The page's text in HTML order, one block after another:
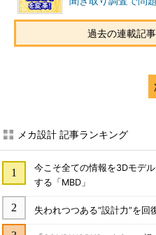
過去の連載記
メカ設計 記事ランキング
今こそ全ての情報を3Dモデ
する「MBD」
失われつつある“設計力”を回